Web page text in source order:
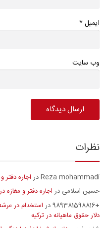
ایمیل*
وب سایت
نظرات
Reza mohammadiدر اجاره دفتر
حسین اسلامی در اجاره دفتر و مغازه
+989381598816
در
دلار حقوق ماهیانه در ترکیه